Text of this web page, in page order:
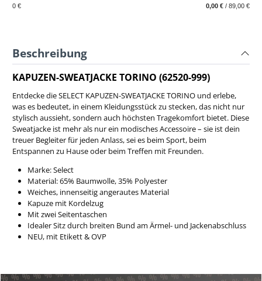
0 € 0,00 € / 89,00 €
Beschreibung
KAPUZEN-SWEATJACKE TORINO (62520-999)
Entdecke die SELECT KAPUZEN-SWEATJACKE TORINO und erlebe,
was es bedeutet, in einem Kleidungsstück zu stecken, das nicht nur
stylisch aussieht, sondern auch höchsten Tragekomfort bietet. Diese
Sweatjacke ist mehr als nur ein modisches Accessoire – sie ist dein
treuer Begleiter für jeden Anlass, sei es beim Sport, beim
Entspannen zu Hause oder beim Treffen mit Freunden.
Marke: Select
Material: 65% Baumwolle, 35% Polyester
Weiches, innenseitig angerautes Material
Kapuze mit Kordelzug
Mit zwei Seitentaschen
Idealer Sitz durch breiten Bund am Ärmel- und Jackenabschluss
NEU, mit Etikett & OVP